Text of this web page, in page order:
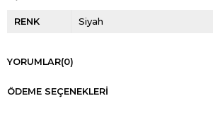
RENK Siyah
YORUMLAR(0)
ÖDEME SEÇENEKLERI